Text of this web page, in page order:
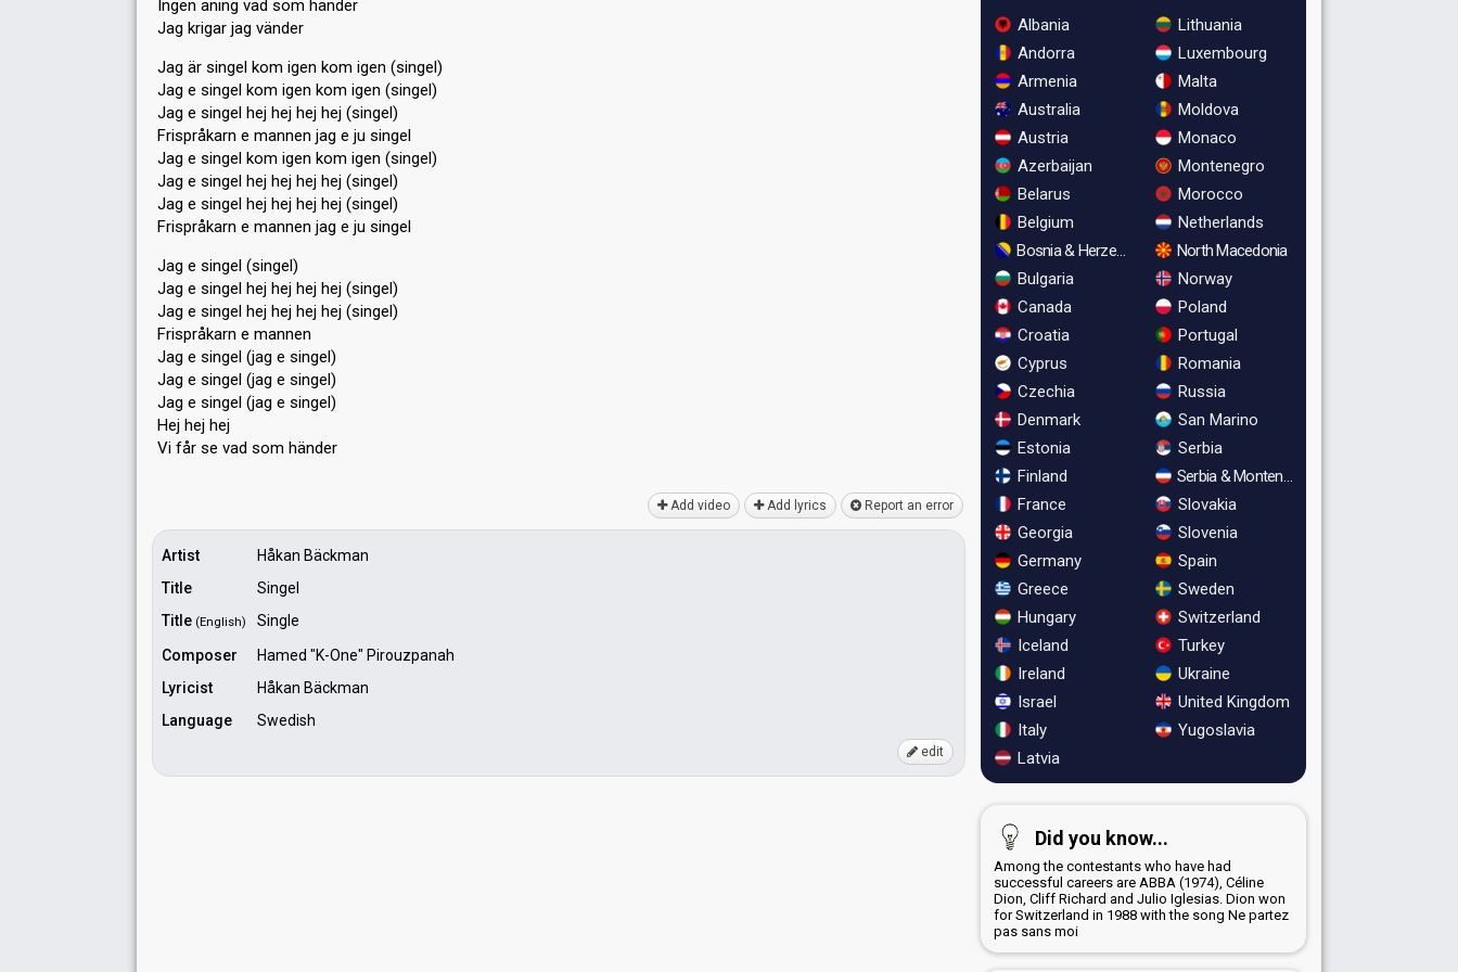
Ingen aning vad som händer
Jag krigar jag vänder
Jag är singel kom igen kom igen (singel)
Jag e singel kom igen kom igen (singel)
Jag e singel hej hej hej hej (singel)
Frispråkarn e mannen jag e ju singel
Jag e singel kom igen kom igen (singel)
Jag e singel hej hej hej hej (singel)
Jag e singel hej hej hej hej (singel)
Frispråkarn e mannen jag e ju singel
Jag e singel (singel)
Jag e singel hej hej hej hej (singel)
Jag e singel hej hej hej hej (singel)
Frispråkarn e mannen
Jag e singel (jag e singel)
Jag e singel (jag e singel)
Jag e singel (jag e singel)
Hej hej hej
Vi får se vаd ѕom händer
Add video Add lyrics Report an error
Artist
Håkan Bäckman
Title
Singel
Title (English)
Single
Composer
Hamed "K-One" Pirouzpanah
Lyricist
Håkan Bäckman
Language
Swedish
edit
Albania
Andorra
Armenia
Australia
Austria
Azerbaijan
Belarus
Belgium
Bosnia & Herzegovina
Bulgaria
Canada
Croatia
Cyprus
Czechia
Denmark
Estonia
Finland
France
Georgia
Germany
Greece
Hungary
Iceland
Ireland
Israel
Italy
Latvia
Lithuania
Luxembourg
Malta
Moldova
Monaco
Montenegro
Morocco
Netherlands
North Macedonia
Norway
Poland
Portugal
Romania
Russia
San Marino
Serbia
Serbia & Montenegro
Slovakia
Slovenia
Spain
Sweden
Switzerland
Turkey
Ukraine
United Kingdom
Yugoslavia
Did you know...
Among the contestants who have had
successful careers are ABBA (1974), Céline
Dion, Cliff Richard and Julio Iglesias. Dion won
for Switzerland in 1988 with the song Ne partez
pas sans moi